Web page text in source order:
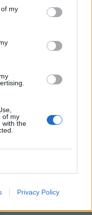
my
of my
with the
Privacy Policy
étonnés par la
économies
pour réduire la
avez testé cette